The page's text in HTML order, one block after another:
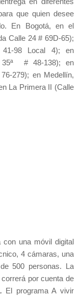
que quien desee
En Bogotá, en el
Calle 24 # 69D-65);
98 Local 4); en
35ª # 48-138); en
279); en Medellín,
La Primera II (Calle
con una móvil digital
4 cámaras, una
500 personas. La
por cuenta de
El programa A vivir